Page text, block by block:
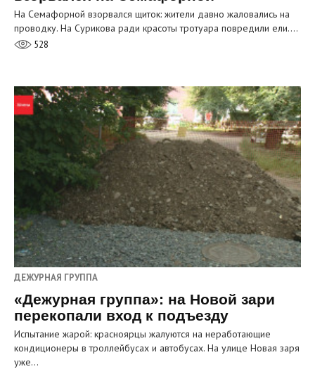
На Семафорной взорвался щиток: жители давно жаловались на
проводку. На Сурикова ради красоты тротуара повредили ели.…
528
ДЕЖУРНАЯ ГРУППА
«Дежурная группа»: на Новой зари
перекопали вход к подъезду
Испытание жарой: красноярцы жалуются на неработающие
кондиционеры в троллейбусах и автобусах. На улице Новая заря
уже…